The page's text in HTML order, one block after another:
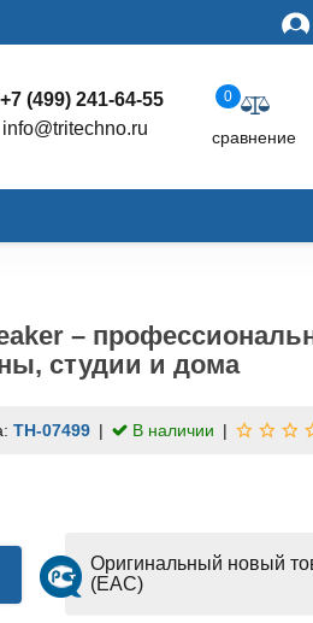
+7 (499) 241-64-55
info@tritechno.ru
0
сравнение
–
студии и дома
TH-07499 В наличии
Оригинальный новый
(EAC)